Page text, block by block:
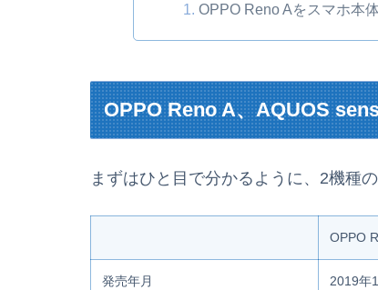
OPPO Reno Aをスマホ本
OPPO Reno A、AQUOS
まずはひと目で分かるように、2機種
OPPO
発売年月 2019年